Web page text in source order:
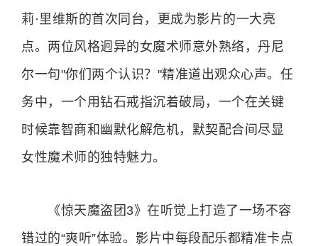
莉·里维斯的首次同台，更成为影片的一大亮
点。两位风格迥异的女魔术师意外熟络，丹尼
尔一句"你们两个认识？"精准道出观众心声。任
务中，一个用钻石戒指沉着破局，一个在关键
时候靠智商和幽默化解危机，默契配合间尽显
女性魔术师的独特魅力。
《惊天魔盗团3》在听觉上打造了一场不容
错过的“爽听”体验。影片中每段配乐都精准卡点